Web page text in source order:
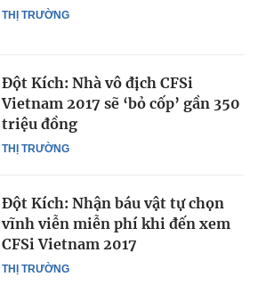
THỊ TRƯỜNG
THỊ TRƯỜNG
Đột Kích: Nhà vô địch CFSi
Vietnam 2017 sẽ ‘bỏ cốp’ gần 350
triệu đồng
THỊ TRƯỜNG
Đột Kích: Nhận báu vật tự chọn
vĩnh viễn miễn phí khi đến xem
CFSi Vietnam 2017